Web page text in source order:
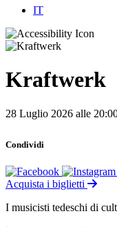
IT
Kraftwerk
28 Luglio 2026 alle
Condividi
Acquista i biglietti
I musicisti tedeschi di